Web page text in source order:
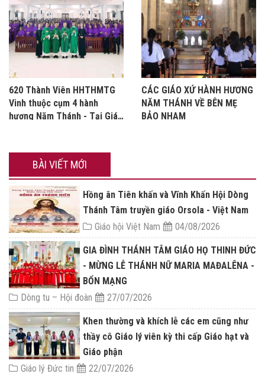
620 Thành Viên HHTHMTG
Vinh thuộc cụm 4 hành
hương Năm Thánh - Tại Giáo
CÁC GIÁO XỨ HÀNH HƯƠNG
NĂM THÁNH VỀ BÊN MẸ
BẢO NHAM
BÀI VIẾT MỚI
Hồng ân Tiên khấn và Vĩnh Khấn Hội Dòng
Thánh Tâm truyền giáo Orsola - Việt Nam
Giáo hội Việt Nam
04/08/2026
GIA ĐÌNH THÁNH TÂM GIÁO HỌ THINH ĐỨC
- MỪNG LỄ THÁNH NỮ MARIA MAĐALÊNA -
BỔN MẠNG
Dòng tu – Hội đoàn
27/07/2026
Khen thường và khích lễ các em cũng như
thầy cô Giáo lý viên kỳ thi cấp Giáo hạt và
Giáo phận
Giáo lý Đức tin
22/07/2026